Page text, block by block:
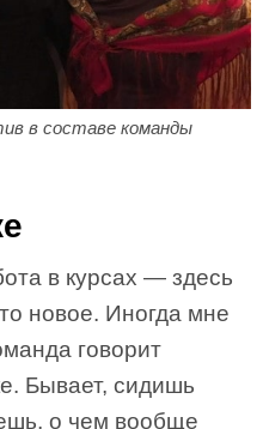
в составе команды
в курсах — здесь
новое. Иногда мне
говорит
Бывает, сидишь
о чем вообще